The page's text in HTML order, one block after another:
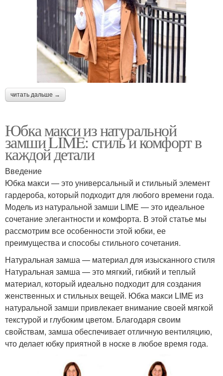
читать дальше →
Юбка макси из натуральной
замши LIME: стиль и комфорт в
каждой детали
Введение
Юбка макси — это универсальный и стильный элемент
гардероба, который подходит для любого времени года.
Модель из натуральной замши LIME — это идеальное
сочетание элегантности и комфорта. В этой статье мы
рассмотрим все особенности этой юбки, ее
преимущества и способы стильного сочетания.
Натуральная замша — материал для изысканного стиля
Натуральная замша — это мягкий, гибкий и теплый
материал, который идеально подходит для создания
женственных и стильных вещей. Юбка макси LIME из
натуральной замши привлекает внимание своей мягкой
текстурой и глубоким цветом. Благодаря своим
свойствам, замша обеспечивает отличную вентиляцию,
что делает юбку приятной в носке в любое время года.